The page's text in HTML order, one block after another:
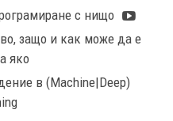
с нищо
защо и как може да е
яко
в (Machine|Deep)